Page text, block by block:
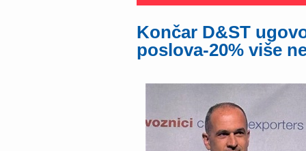
Končar D&ST
poslova-20% više